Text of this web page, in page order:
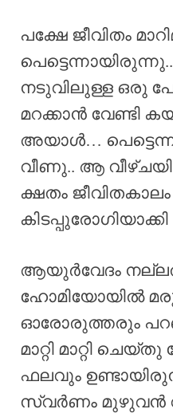
പക്ഷേ ജീവിതം
നടുവിലുള്ള ഒരു
മറക്കാൻ വേണ്ടി
അയാൾ… പെട്ടെന്ന്
വീണു.. ആ
ക്ഷതം
കിടപ്പുരോഗിയാക്കി
ആയുർവേദം
ഹോമിയോയിൽ
ഓരോരുത്തരും
മാറ്റി മാറ്റി
ഫലവും
സ്വർണം മുഴുവൻ